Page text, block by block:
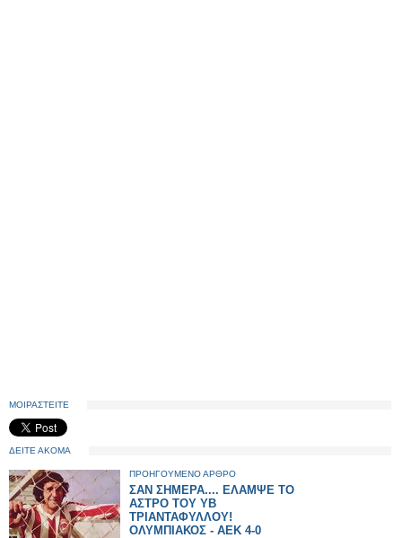
ΜΟΙΡΑΣΤΕΙΤΕ
ΔΕΙΤΕ ΑΚΟΜΑ
ΠΡΟΗΓΟΥΜΕΝΟ ΑΡΘΡΟ
ΣΑΝ ΣΗΜΕΡΑ.... ΕΛΑΜΨΕ ΤΟ
ΑΣΤΡΟ ΤΟΥ ΥΒ
ΤΡΙΑΝΤΑΦΥΛΛΟΥ!
ΟΛΥΜΠΙΑΚΟΣ - ΑΕΚ 4-0